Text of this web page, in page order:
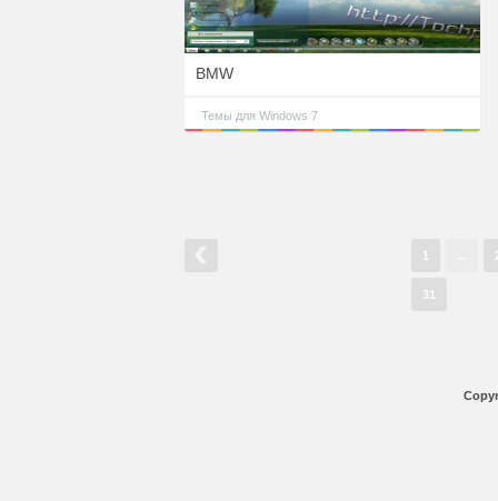
BMW
Темы для Windows 7
1
31